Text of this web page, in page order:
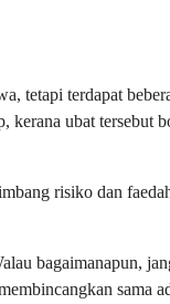
tetapi terdapat
ubat tersebut
risiko dan
bagaimanapun,
sama